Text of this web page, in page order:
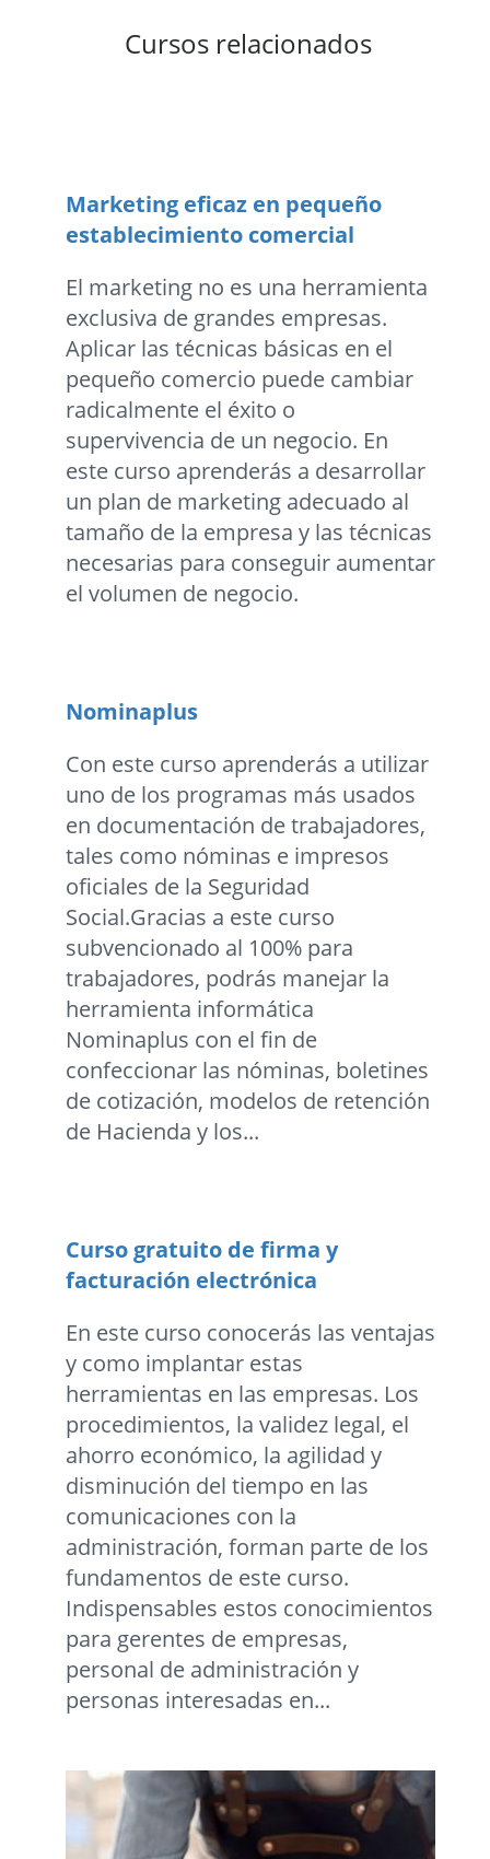
Cursos relacionados
Marketing eficaz en pequeño
establecimiento comercial
El marketing no es una herramienta
exclusiva de grandes empresas.
Aplicar las técnicas básicas en el
pequeño comercio puede cambiar
radicalmente el éxito o
supervivencia de un negocio. En
este curso aprenderás a desarrollar
un plan de marketing adecuado al
tamaño de la empresa y las técnicas
necesarias para conseguir aumentar
el volumen de negocio.
Nominaplus
Con este curso aprenderás a utilizar
uno de los programas más usados
en documentación de trabajadores,
tales como nóminas e impresos
oficiales de la Seguridad
Social.Gracias a este curso
subvencionado al 100% para
trabajadores, podrás manejar la
herramienta informática
Nominaplus con el fin de
confeccionar las nóminas, boletines
de cotización, modelos de retención
de Hacienda y los...
Curso gratuito de firma y
facturación electrónica
En este curso conocerás las ventajas
y como implantar estas
herramientas en las empresas. Los
procedimientos, la validez legal, el
ahorro económico, la agilidad y
disminución del tiempo en las
comunicaciones con la
administración, forman parte de los
fundamentos de este curso.
Indispensables estos conocimientos
para gerentes de empresas,
personal de administración y
personas interesadas en...